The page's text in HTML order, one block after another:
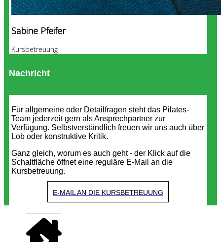
Sabine Pfeifer
Kursbetreuung
Nachricht
Für allgemeine oder Detailfragen steht das Pilates-
Team jederzeit gern als Ansprechpartner zur
Verfügung. Selbstverständlich freuen wir uns auch über
Lob oder konstruktive Kritik.
Ganz gleich, worum es auch geht - der Klick auf die
Schaltfläche öffnet eine reguläre E-Mail an die
Kursbetreuung.
E-MAIL AN DIE KURSBETREUUNG